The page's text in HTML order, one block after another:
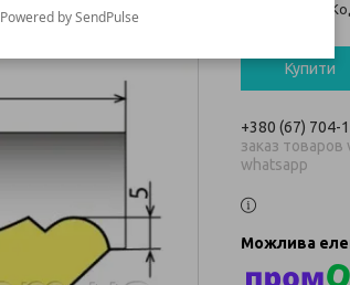
Powered by SendPulse
Купити
+380 (67) 704-
заказ товаров
whatsapp